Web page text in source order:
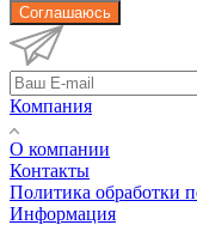
Соглашаюсь
Компания
О компании
Контакты
Политика обработки
Информация